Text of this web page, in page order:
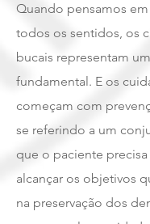
Quando pensamos
todos os sentidos, os
bucais representam
fundamental. E os
começam com
se referindo a um
que o paciente precisa
alcançar os objetivos
na preservação dos